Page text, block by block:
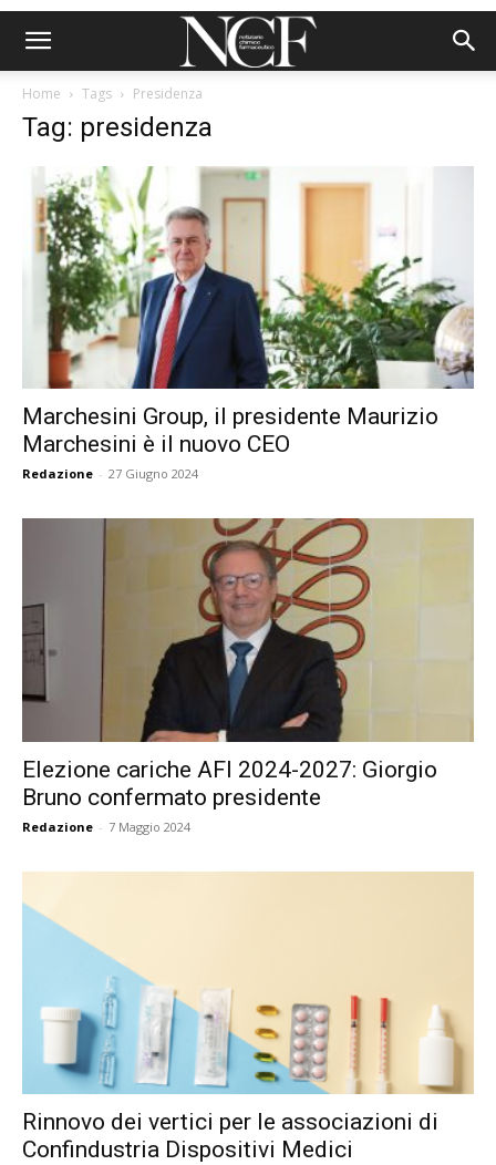
Home Tags Presidenza
Tag: presidenza
Marchesini Group, il presidente Maurizio
Marchesini è il nuovo CEO
Redazione - 27 Giugno 2024
Elezione cariche AFI 2024-2027: Giorgio
Bruno confermato presidente
Redazione - 7 Maggio 2024
Rinnovo dei vertici per le associazioni di
Confindustria Dispositivi Medici